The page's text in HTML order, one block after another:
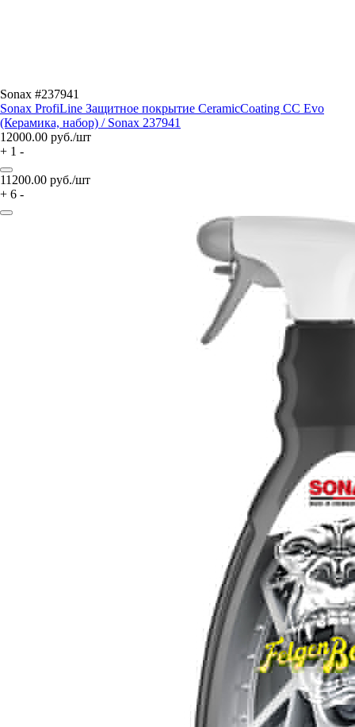
Sonax #237941
Sonax ProfiLine Защитное покрытие CeramicCoating CC Evo
(Керамика, набор) / Sonax 237941
12000.00 руб./шт
+ 1 -
11200.00 руб./шт
+ 6 -